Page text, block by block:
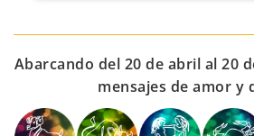
Abarcando del 20 de abril al 20
mensajes de amor y